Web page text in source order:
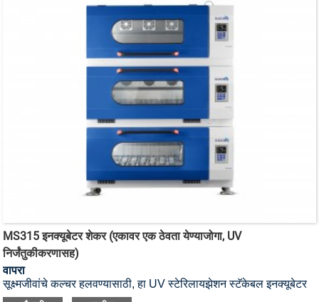
MS315 इनक्यूबेटर शेकर (एकावर एक ठेवता येण्याजोगा, UV
निर्जंतुकीकरणासह)
वापरा
सूक्ष्मजीवांचे कल्चर हलवण्यासाठी, हा UV स्टेरिलायझेशन स्टॅकेबल इनक्यूबेटर
शेकर आहे.